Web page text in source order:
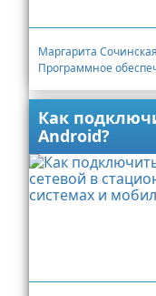
Маргарита Сочинская
Программное
Как
Android?